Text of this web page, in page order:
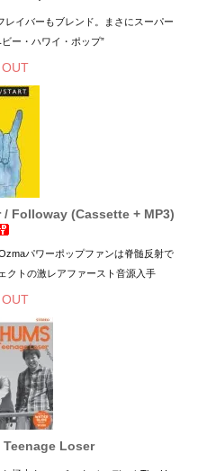
イバーもブレンド。まさにスーパー
ー・ハワイ・ポップ”
Followay (Cassette + MP3)
パワーポップファンは脊髄反射で
クトの激レアファースト音源入手
Loser